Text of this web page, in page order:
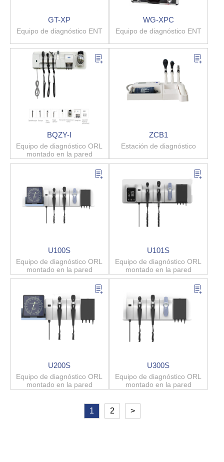
GT-XP
Equipo de diagnóstico ENT
WG-XPC
Equipo de diagnóstico ENT
BQZY-I
Equipo de diagnóstico ORL
montado en la pared
ZCB1
Estación de diagnóstico
U100S
Equipo de diagnóstico ORL
montado en la pared
U101S
Equipo de diagnóstico ORL
montado en la pared
U200S
Equipo de diagnóstico ORL
montado en la pared
U300S
Equipo de diagnóstico ORL
montado en la pared
1 2 >